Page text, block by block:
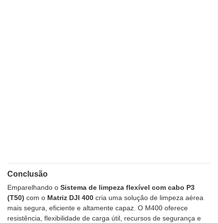
Conclusão
Emparelhando o Sistema de limpeza flexível com cabo P3
(T50) com o Matriz DJI 400 cria uma solução de limpeza aérea
mais segura, eficiente e altamente capaz. O M400 oferece
resistência, flexibilidade de carga útil, recursos de segurança e